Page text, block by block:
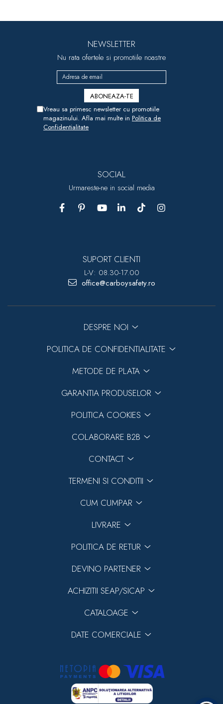
NEWSLETTER
Nu rata ofertele si promotiile noastre
Vreau sa primesc newsletter cu promotiile
magazinului. Afla mai multe in Politica de
Confidentialitate
SOCIAL
Urmareste-ne in social media
SUPORT CLIENTI
L-V: 08.30-17.00
office@carboysafety.ro
DESPRE NOI
POLITICA DE CONFIDENTIALITATE
METODE DE PLATA
GARANTIA PRODUSELOR
POLITICA COOKIES
COLABORARE B2B
CONTACT
TERMENI SI CONDITII
CUM CUMPAR
LIVRARE
POLITICA DE RETUR
DEVINO PARTENER
ACHIZITII SEAP/SICAP
CATALOAGE
DATE COMERCIALE